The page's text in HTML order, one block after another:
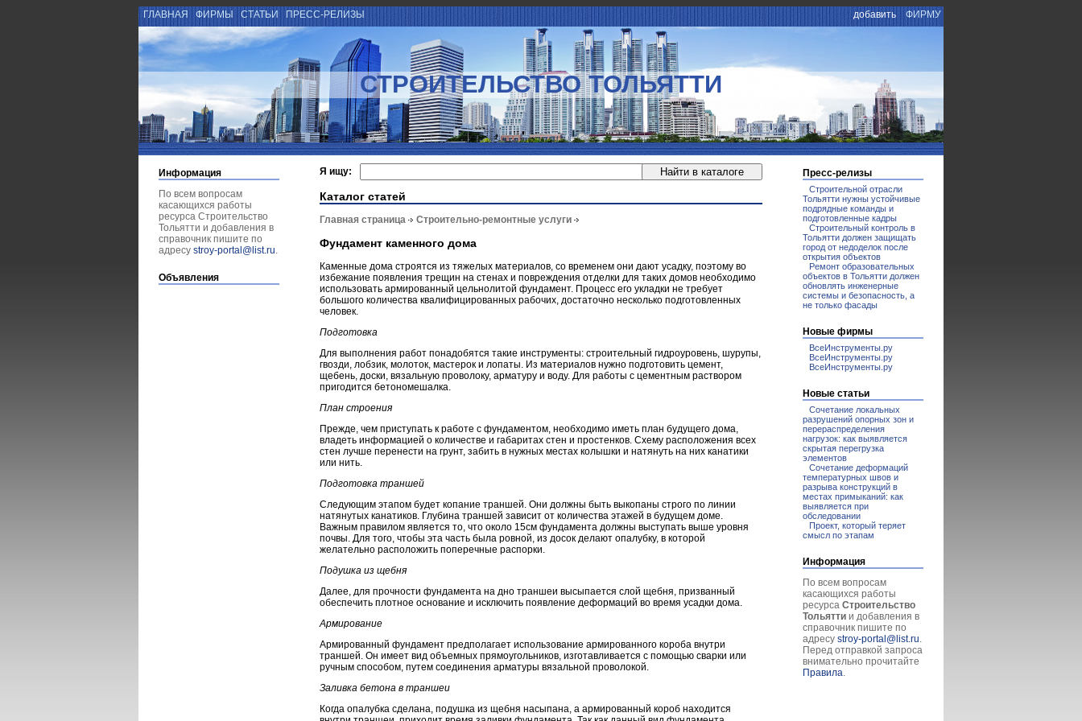
ГЛАВНАЯ ФИРМЫ СТАТЬИ ПРЕСС-РЕЛИЗЫ добавить ФИРМУ
СТРОИТЕЛЬСТВО ТОЛЬЯТТИ
Информация
По всем вопросам
касающихся работы
ресурса Строительство
Тольятти и добавления в
справочник пишите по
адресу stroy-portal@list.ru.
Объявления
Я ищу:
Каталог статей
Главная страница Строительно-ремонтные услуги
Фундамент каменного дома
Каменные дома строятся из тяжелых материалов, со временем они дают усадку, поэтому во
избежание появления трещин на стенах и повреждения отделки для таких домов необходимо
использовать армированный цельнолитой фундамент. Процесс его укладки не требует
большого количества квалифицированных рабочих, достаточно несколько подготовленных
человек.
Подготовка
Для выполнения работ понадобятся такие инструменты: строительный гидроуровень, шурупы,
гвозди, лобзик, молоток, мастерок и лопаты. Из материалов нужно подготовить цемент,
щебень, доски, вязальную проволоку, арматуру и воду. Для работы с цементным раствором
пригодится бетономешалка.
План строения
Прежде, чем приступать к работе с фундаментом, необходимо иметь план будущего дома,
владеть информацией о количестве и габаритах стен и простенков. Схему расположения всех
стен лучше перенести на грунт, забить в нужных местах колышки и натянуть на них канатики
или нить.
Подготовка траншей
Следующим этапом будет копание траншей. Они должны быть выкопаны строго по линии
натянутых канатиков. Глубина траншей зависит от количества этажей в будущем доме.
Важным правилом является то, что около 15см фундамента должны выступать выше уровня
почвы. Для того, чтобы эта часть была ровной, из досок делают опалубку, в которой
желательно расположить поперечные распорки.
Подушка из щебня
Далее, для прочности фундамента на дно траншеи высыпается слой щебня, призванный
обеспечить плотное основание и исключить появление деформаций во время усадки дома.
Армирование
Армированный фундамент предполагает использование армированного короба внутри
траншей. Он имеет вид объемных прямоугольников, изготавливается с помощью сварки или
ручным способом, путем соединения арматуры вязальной проволокой.
Заливка бетона в траншеи
Когда опалубка сделана, подушка из щебня насыпана, а армированный короб находится
Пресс-релизы
Строительной отрасли
Тольятти нужны устойчивые
подрядные команды и
подготовленные кадры
Строительный контроль в
Тольятти должен защищать
город от недоделок после
открытия объектов
Ремонт образовательных
объектов в Тольятти должен
обновлять инженерные
системы и безопасность, а
не только фасады
Новые фирмы
ВсеИнструменты.ру
ВсеИнструменты.ру
ВсеИнструменты.ру
Новые статьи
Сочетание локальных
разрушений опорных зон и
перераспределения
нагрузок: как выявляется
скрытая перегрузка
элементов
Сочетание деформаций
температурных швов и
разрыва конструкций в
местах примыканий: как
выявляется при
обследовании
Проект, который теряет
смысл по этапам
Информация
По всем вопросам
касающихся работы
ресурса Строительство
Тольятти и добавления в
справочник пишите по
адресу stroy-portal@list.ru.
Перед отправкой запроса
внимательно прочитайте
Правила.